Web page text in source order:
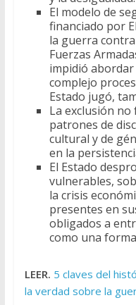
El modelo de
financiado por
la guerra
Fuerzas
impidió
complejo
Estado jugó,
La exclusión no
patrones de
cultural y de
en la
El Estado
vulnerables,
la crisis
presentes en
obligados a
como una
LEER. 5 claves del
la verdad sobre la